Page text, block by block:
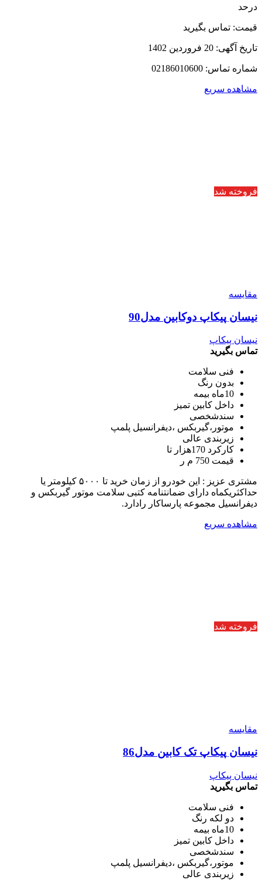
درحد
قیمت: تماس بگیرید
تاریخ آگهی: 20 فروردین 1402
شماره تماس: 02186010600
مشاهده سریع
فروخته شد
مقایسه
نیسان پیکاپ دوکابین مدل90
نیسان پیکاپ
تماس بگیرید
فنی سلامت
بدون رنگ
10ماه بیمه
داخل کابین تمیز
سندشخصی
موتور،گیربکس ،دیفرانسیل پلمپ
زیربندی عالی
کارکرد 170هزار تا
قیمت 750 م ر
مشتری عزیز : این خودرو از زمان خرید تا ۵۰۰۰ کیلومتر یا
حداکثریکماه دارای ضمانتنامه کتبی سلامت موتور گیربکس و
دیفرانسیل مجموعه پارساکار رادارد.
مشاهده سریع
فروخته شد
مقایسه
نیسان پیکاپ تک کابین مدل86
نیسان پیکاپ
تماس بگیرید
فنی سلامت
دو لکه رنگ
10ماه بیمه
داخل کابین تمیز
سندشخصی
موتور،گیربکس ،دیفرانسیل پلمپ
زیربندی عالی